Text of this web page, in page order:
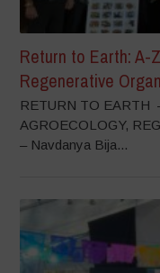
Return to Earth: A-
Regenerative
RETURN TO EARTH
AGROECOLOGY,
– Navdanya Bija...